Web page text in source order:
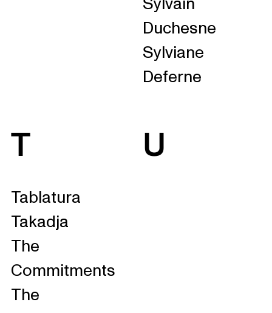
Duchesne
Sylviane
Deferne
T
Tablatura
Takadja
The
Commitments
The
U